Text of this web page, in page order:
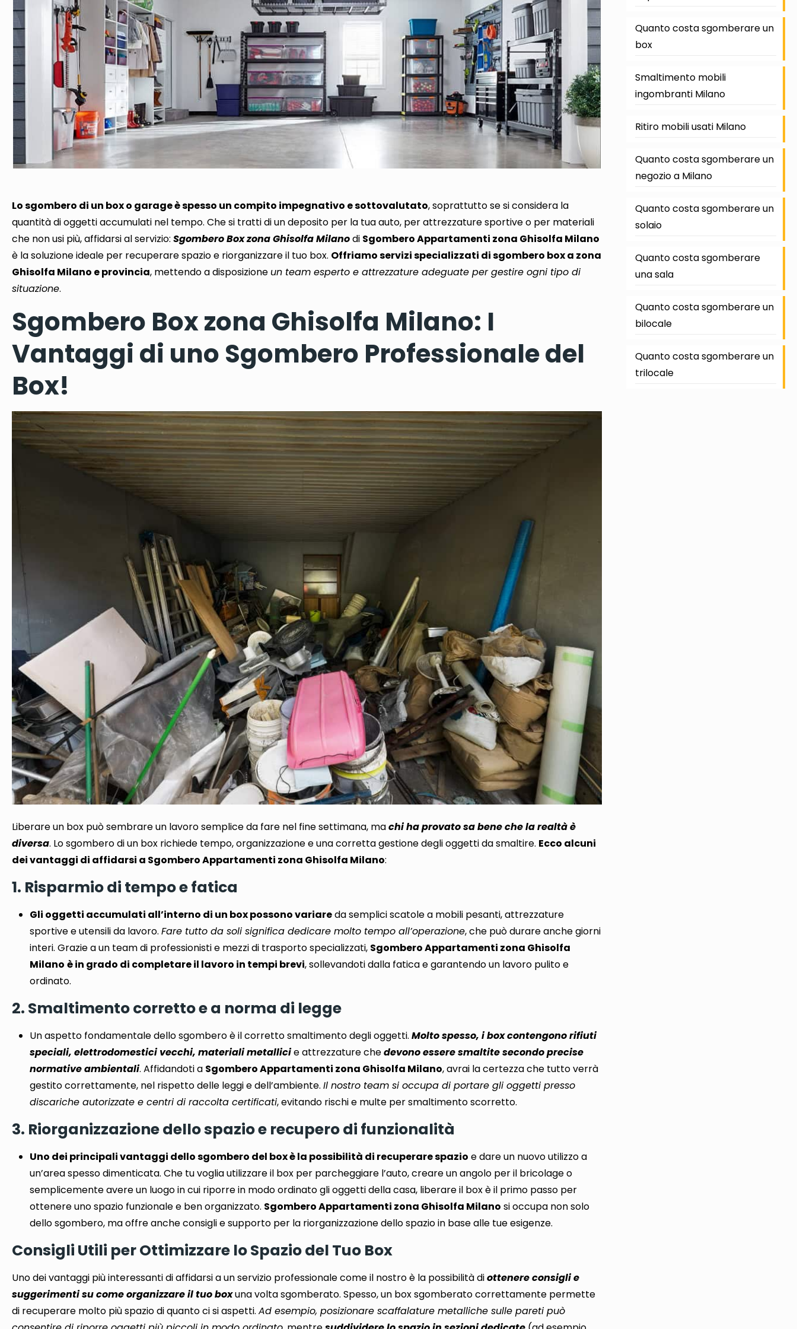
Lo sgombero di un box o garage è spesso un compito impegnativo e sottovalutato, soprattuttose si considera la
quantità di oggetti accumulati nel tempo. Che si tratti di un deposito per la tua auto, per attrezzature sportive o per materiali
che non usi più,affidarsi al servizio:Sgombero Box zona Ghisolfa Milanodi Sgombero Appartamenti zona Ghisolfa Milano
è la soluzione ideale per recuperare spazio e riorganizzare il tuo box. Offriamo servizi specializzati di sgombero box a zona
Ghisolfa Milano e provincia, mettendo a disposizione un team esperto e attrezzature adeguate per gestire ogni tipo di
situazione.
Sgombero Box zona Ghisolfa Milano: I
Vantaggi di uno Sgombero Professionale del
Box!
Liberare un box può sembrare un lavoro semplice da fare nel fine settimana, machi ha provato sa bene che la realtà è
diversa. Lo sgombero di un box richiede tempo, organizzazione e una corretta gestione degli oggetti da smaltire. Ecco alcuni
dei vantaggi di affidarsi a Sgombero Appartamenti zona Ghisolfa Milano:
1. Risparmio di tempo e fatica
Gli oggetti accumulati all’interno di un box possono variareda semplici scatole a mobili pesanti, attrezzature
sportive e utensili da lavoro.Fare tutto da soli significa dedicare molto tempo all’operazione, che può durare anche giorni
interi. Grazie a un team di professionisti e mezzi di trasporto specializzati, Sgombero Appartamenti zona Ghisolfa
Milano è in grado di completare il lavoro in tempi brevi, sollevandoti dalla fatica e garantendo un lavoro pulito e
ordinato.
2. Smaltimento corretto e a norma di legge
Un aspetto fondamentale dello sgombero è il corretto smaltimento degli oggetti.Molto spesso, i box contengono rifiuti
speciali, elettrodomestici vecchi, materiali metallicie attrezzature chedevono essere smaltite secondo precise
normative ambientali. Affidandoti a Sgombero Appartamenti zona Ghisolfa Milano, avrai la certezza che tutto verrà
gestito correttamente, nel rispetto delle leggi e dell’ambiente.Il nostro team si occupa di portare gli oggetti presso
discariche autorizzate e centri di raccolta certificati, evitando rischi e multe per smaltimento scorretto.
3. Riorganizzazione dello spazio e recupero di funzionalità
Uno dei principali vantaggi dello sgombero del box è la possibilità di recuperare spazio e dare un nuovo utilizzo a
un’area spesso dimenticata. Che tu voglia utilizzare il box per parcheggiare l’auto, creare un angolo per il bricolage o
semplicemente avere un luogo in cui riporre in modo ordinato gli oggetti della casa, liberare il box è il primo passo per
ottenere uno spazio funzionale e ben organizzato. Sgombero Appartamenti zona Ghisolfa Milano si occupa non solo
dello sgombero, ma offre anche consigli e supporto per la riorganizzazione dello spazio in base alle tue esigenze.
Consigli Utili per Ottimizzare lo Spazio del Tuo Box
Uno dei vantaggi più interessanti di affidarsi a un servizio professionale come il nostro è la possibilità diottenere consigli e
suggerimenti su come organizzare il tuo boxuna volta sgomberato. Spesso, un box sgomberato correttamente permette
di recuperare molto più spazio di quanto ci si aspetti.Ad esempio, posizionare scaffalature metalliche sulle pareti può
Quanto costa sgomberare un
box
Smaltimento mobili
ingombranti Milano
Ritiro mobili usati Milano
Quanto costa sgomberare un
negozio a Milano
Quanto costa sgomberare un
solaio
Quanto costa sgomberare
una sala
Quanto costa sgomberare un
bilocale
Quanto costa sgomberare un
trilocale